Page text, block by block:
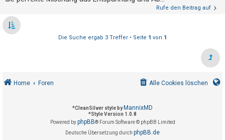
e
n
k
t
Rufe den Beitrag auf
Die Suche ergab 3 Treffer • Seite 1 von 1
Home Foren Alle Cookies löschen
*CleanSilver style by MannixMD
*Style Version 1.0.8
Powered byphpBB® Forum Software © phpBB Limited
Deutsche Übersetzung durch phpBB.de